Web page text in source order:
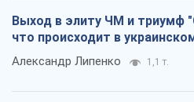
Выход в элиту ЧМ и триумф
что происходит в
Александр Липенко 1,1 т.